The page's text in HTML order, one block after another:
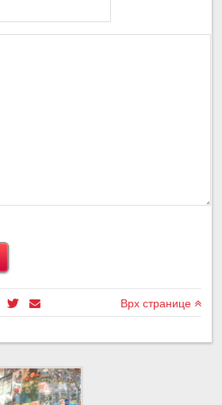
Врх странице